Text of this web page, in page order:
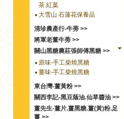
茶.紅葉
大雪山 石蓮花保養品
清珍農產行-牛蒡 >>
將軍老董牛蒡 >>
關山黑糖農莊張師傅黑糖 >>
原味-手工柴燒黑糖
薑味-手工柴燒黑糖
東台灣-薑黃粉 >>
關西李記-黑豆蔭油.仙草醬油 >>
薑先生-薑片.薑黑糖.薑(黃)粉.足
薑 >>